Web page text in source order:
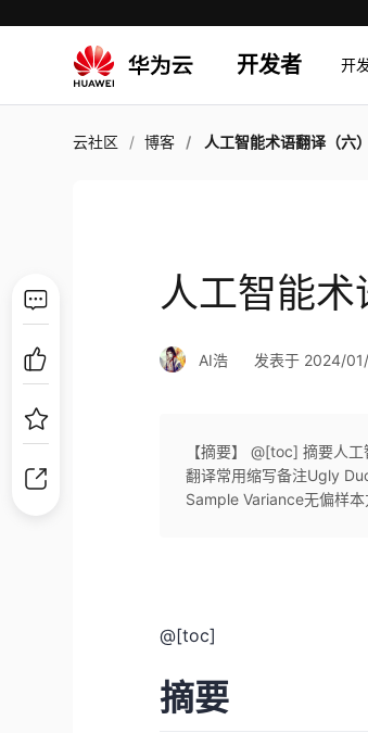
开发者 开
云社区 博客 人工智能术语翻译（六）
人工智能术
AI浩 发表于 2024/
【摘要】 @[toc] 摘要人
翻译常用缩写备注Ugly
Sample Variance无偏样
@[toc]
摘要